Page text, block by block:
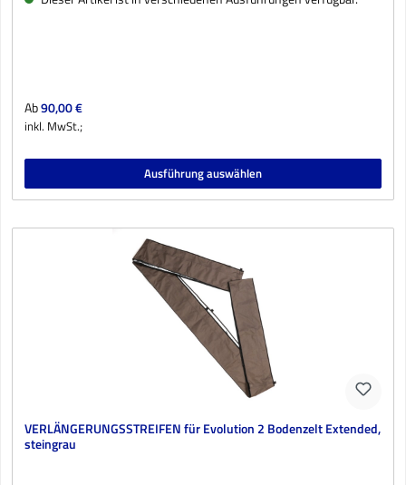
Regulärer Preis:
Ab90,00 €
inkl. MwSt.;
Ausführung auswählen
VERLÄNGERUNGSSTREIFEN für Evolution 2 Bodenzelt Extended,
steingrau